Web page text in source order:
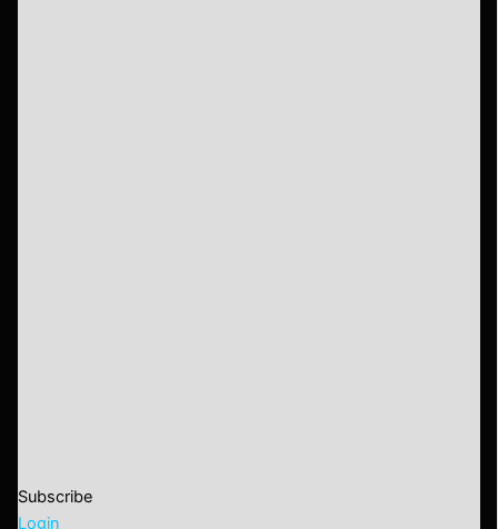
Subscribe
Login